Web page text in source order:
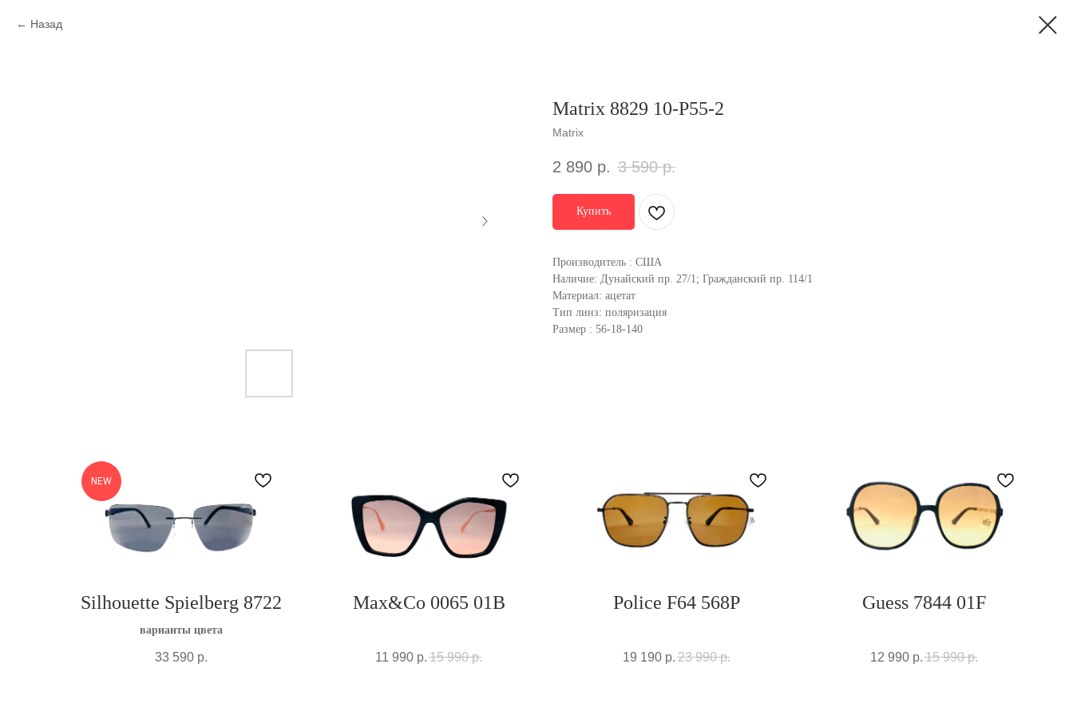
Назад
Matrix 8829 10-P55-2
Matrix
2 890 р. 3 590 р.
Купить
Производитель : США
Наличие: Дунайский пр. 27/1; Гражданский пр. 114/1
Материал: ацетат
Тип линз: поляризация
Размер : 56-18-140
NEW
Silhouette Spielberg 8722
варианты цвета
33 590 р.
Max&Co 0065 01B
11 990 р. 15 990 р.
Police F64 568P
19 190 р. 23 990 р.
Guess 7844 01F
12 990 р. 15 990 р.